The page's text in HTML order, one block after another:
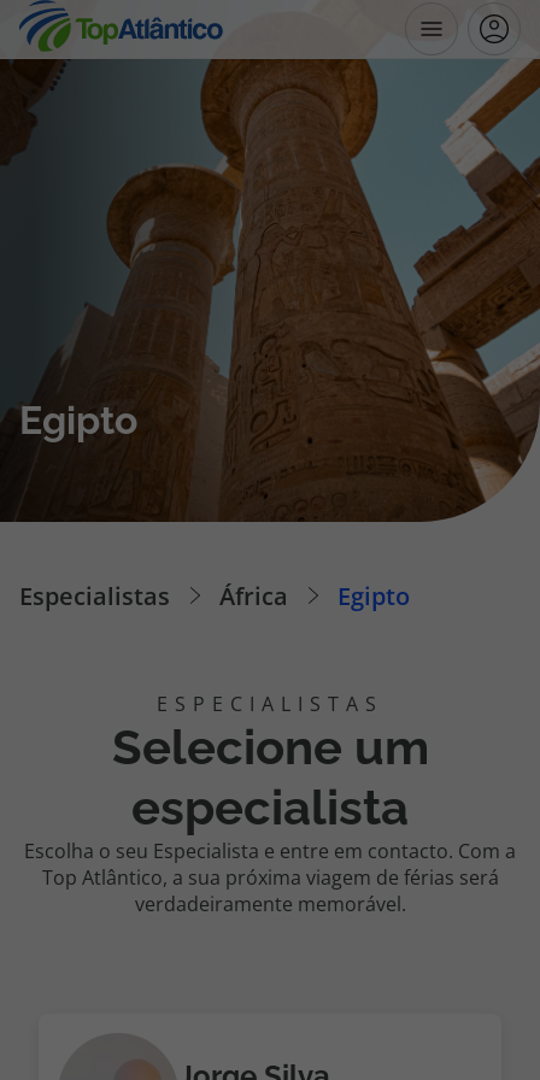
Destinos
Voos + Hotel
Pacotes de Férias
Escapadinhas
Cruzeiros
Especialistas
Cheque Viagem
Rede de Lojas
Blog TopViagens
Egipto
Especialistas África Egipto
Selecione um
especialista
Escolha o seu Especialista e entre em contacto. Com a
Top Atlântico, a sua próxima viagem de férias será
verdadeiramente memorável.